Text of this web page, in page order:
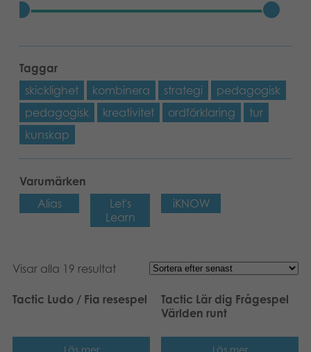
Taggar
skicklighet
kombinera strategi
pedagogisk
pedagogisk
kreativitet ordförklaring
tur
kunskap
Varumärken
Alias
Let's
Learn
iKNOW
Visar alla 19 resultat
Tactic Ludo / Fia resespel
Läs mer
Tactic Lär dig Frågespel
Världen runt
Läs mer